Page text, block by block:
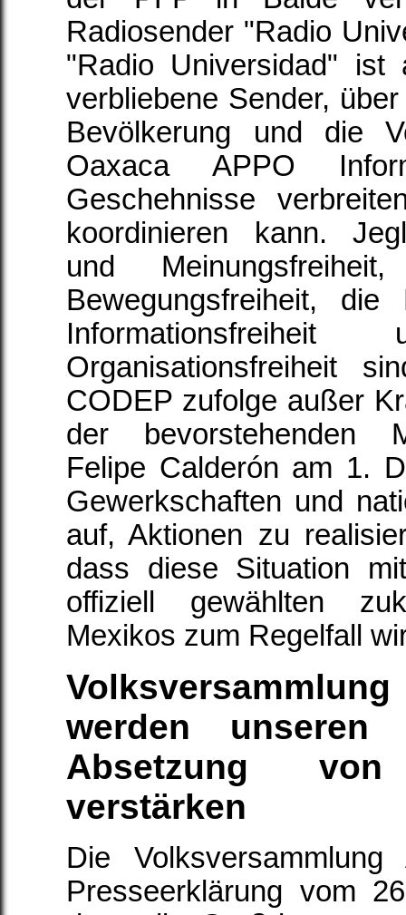
Radiosender "Radio
"Radio Universidad"
verbliebene Sender,
Bevölkerung und die
Oaxaca APPO
Geschehnisse
koordinieren kann.
und
Bewegungsfreiheit, die
Organisationsfreiheit
CODEP zufolge außer
der bevorstehenden
Felipe Calderón am 1.
Gewerkschaften und
auf, Aktionen zu
dass diese Situation
offiziell gewählten
Mexikos zum Regelfall
werden
Absetzung
verstärken
Die
Presseerklärung vom